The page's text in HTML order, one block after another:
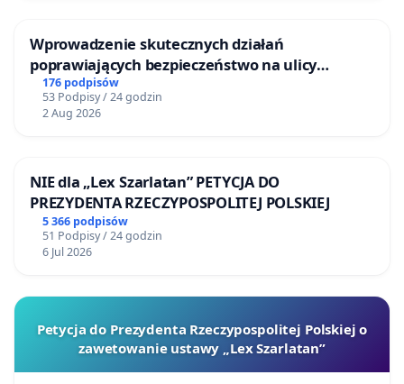
Wprowadzenie skutecznych działań
poprawiających bezpieczeństwo na ulicy
Żeromskiego w Otwocku
176 podpisów
53 Podpisy / 24 godzin
2 Aug 2026
NIE dla „Lex Szarlatan” PETYCJA DO
PREZYDENTA RZECZYPOSPOLITEJ POLSKIEJ
5 366 podpisów
51 Podpisy / 24 godzin
6 Jul 2026
Petycja do Prezydenta Rzeczypospolitej Polskiej o
zawetowanie ustawy „Lex Szarlatan”